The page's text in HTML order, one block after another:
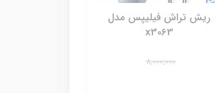
ریش تراش فیلیپس مدل
x3063
8,000,000